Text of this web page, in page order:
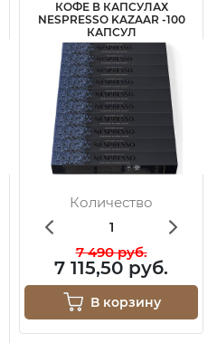
КОФЕ В КАПСУЛАХ
NESPRESSO KAZAAR -100
КАПСУЛ
Количество
7 490 руб.
7 115,50 руб.
В корзину